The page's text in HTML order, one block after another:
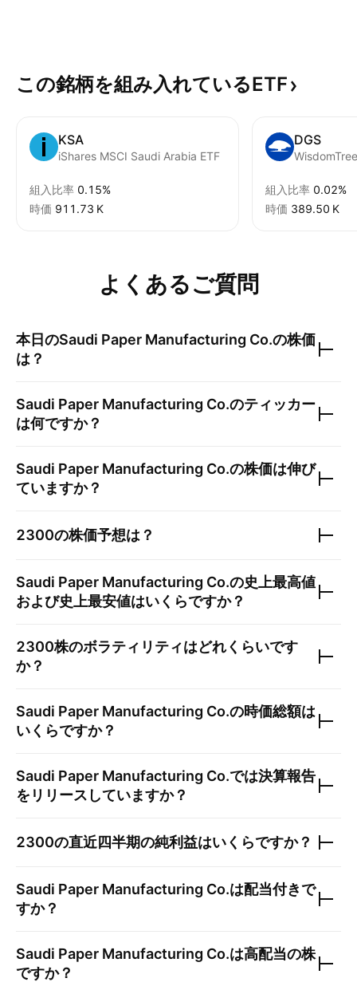
この銘柄を組み入れているETF
KSA
iShares MSCI Saudi Arabia ETF
組入比率 0.15%
時価 ‪911.73 K‬
DGS
組入比率 0.02%
時価 ‪389.50 K‬
よくあるご質問
本日のSaudi Paper Manufacturing Co.の株価
は？
Saudi Paper Manufacturing Co.のティッカー
は何ですか？
Saudi Paper Manufacturing Co.の株価は伸び
ていますか？
2300の株価予想は？
Saudi Paper Manufacturing Co.の史上最高値
および史上最安値はいくらですか？
2300株のボラティリティはどれくらいです
か？
Saudi Paper Manufacturing Co.の時価総額は
いくらですか？
Saudi Paper Manufacturing Co.では決算報告
をリリースしていますか？
2300の直近四半期の純利益はいくらですか？
Saudi Paper Manufacturing Co.は配当付きで
すか？
Saudi Paper Manufacturing Co.は高配当の株
ですか？